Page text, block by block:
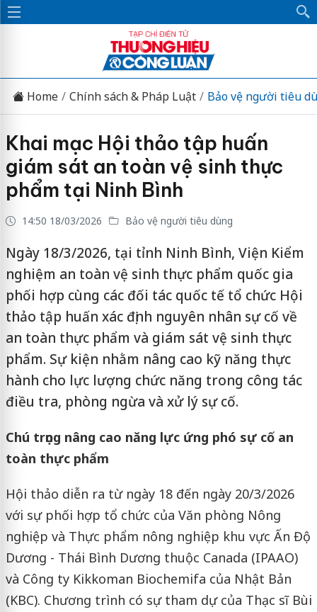
Home Chính sách & Pháp Luật Bảo vệ người tiêu
Khai mạc Hội thảo tập huấn
giám sát an toàn vệ sinh thực
phẩm tại Ninh Bình
14:50 18/03/2026 Bảo vệ người tiêu dùng
Ngày 18/3/2026, tại tỉnh Ninh Bình, Viện Kiểm
nghiệm an toàn vệ sinh thực phẩm quốc gia
phối hợp cùng các đối tác quốc tế tổ chức Hội
thảo tập huấn xác định nguyên nhân sự cố về
an toàn thực phẩm và giám sát vệ sinh thực
phẩm. Sự kiện nhằm nâng cao kỹ năng thực
hành cho lực lượng chức năng trong công tác
điều tra, phòng ngừa và xử lý sự cố.
Chú trọng nâng cao năng lực ứng phó sự cố an
toàn thực phẩm
Hội thảo diễn ra từ ngày 18 đến ngày 20/3/2026
với sự phối hợp tổ chức của Văn phòng Nông
nghiệp và Thực phẩm nông nghiệp khu vực Ấn Độ
Dương - Thái Bình Dương thuộc Canada (IPAAO)
và Công ty Kikkoman Biochemifa của Nhật Bản
(KBC). Chương trình có sự tham dự của Thạc sĩ Bùi